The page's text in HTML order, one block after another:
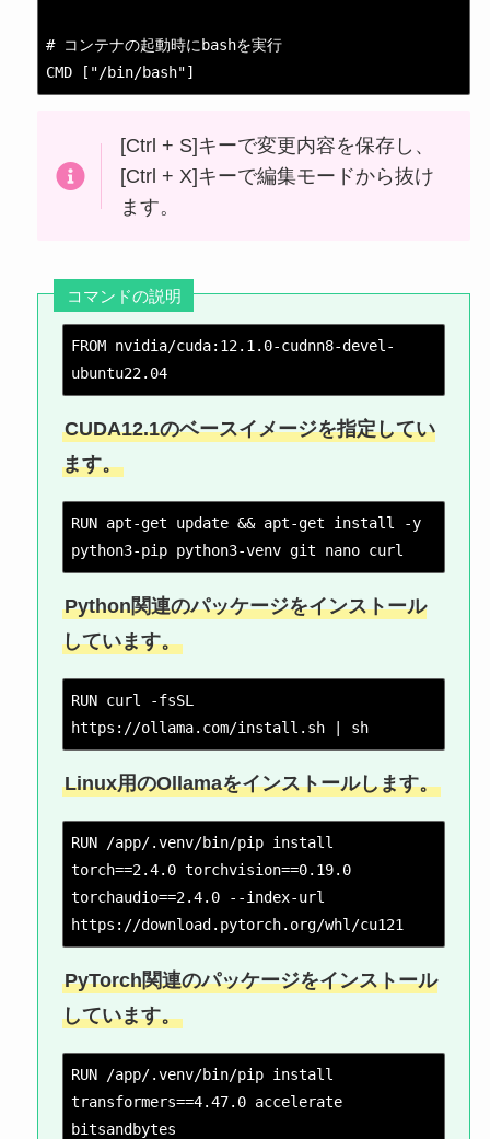
# コンテナの起動時にbashを実行
CMD ["/bin/bash"]
[Ctrl + S]キーで変更内容を保存し、
[Ctrl + X]キーで編集モードから抜け
ます。
コマンドの説明
FROM nvidia/cuda:12.1.0-cudnn8-devel-
ubuntu22.04
CUDA12.1のベースイメージを指定してい
ます。
RUN apt-get update && apt-get install -y
python3-pip python3-venv git nano curl
Python関連のパッケージをインストール
しています。
RUN curl -fsSL
https://ollama.com/install.sh | sh
Linux用のOllamaをインストールします。
RUN /app/.venv/bin/pip install
torch==2.4.0 torchvision==0.19.0
torchaudio==2.4.0 --index-url
https://download.pytorch.org/whl/cu121
PyTorch関連のパッケージをインストール
しています。
RUN /app/.venv/bin/pip install
transformers==4.47.0 accelerate
bitsandbytes